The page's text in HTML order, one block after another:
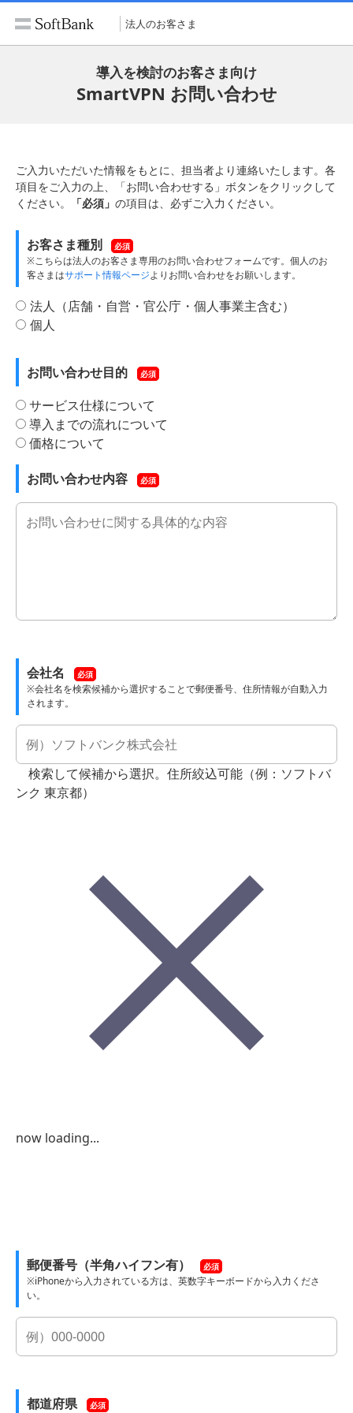
法人のお客さま
導入を検討のお客さま向け
SmartVPN お問い合わせ
ご入力いただいた情報をもとに、担当者より連絡いたします。各
項目をご入力の上、「お問い合わせする」ボタンをクリックして
ください。
「必須」 の項目は、必ずご入力ください。
お客さま種別 必須
※こちらは法人のお客さま専用のお問い合わせフォームです。個人のお
客さまはサポート情報ページよりお問い合わせをお願いします。
法人（店舗・自営・官公庁・個人事業主含む）
個人
お問い合わせ目的 必須
サービス仕様について
導入までの流れについて
価格について
お問い合わせ内容 必須
会社名 必須
※会社名を検索候補から選択することで郵便番号、住所情報が自動入力
されます。
検索して候補から選択。住所絞込可能（例：ソフトバ
ンク 東京都）
now loading...
郵便番号（半角ハイフン有） 必須
※iPhoneから入力されている方は、英数字キーボードから入力くださ
い。
都道府県 必須